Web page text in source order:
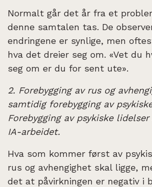
Normalt går det år fra et
denne samtalen tas. De
endringene er synlige, men
hva det dreier seg om. «Vet du
seg om er du for sent ute».
2. Forebygging av rus og
samtidig forebygging av
Forebygging av psykiske
IA-arbeidet.
Hva som kommer først av
rus og avhengighet skal ligge,
det at påvirkningen er negativ i